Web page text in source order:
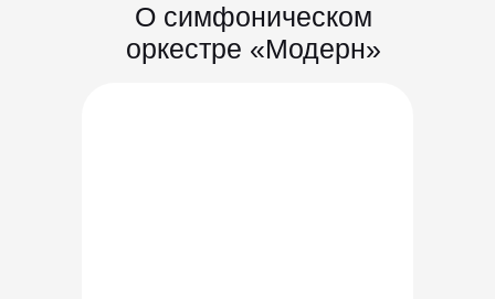
О симфоническом
оркестре «Модерн»